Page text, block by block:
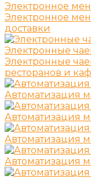
Электронное
Электронное
доставки
Электронные
Электронные
ресторанов и
Автоматизация
Автоматизация
Автоматизация
Автоматизация